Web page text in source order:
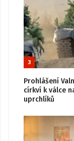
3
Prohlášení
církví k válce
uprchlíků